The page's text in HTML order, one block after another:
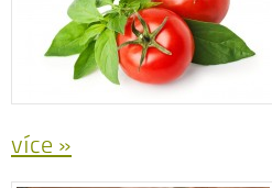
více »